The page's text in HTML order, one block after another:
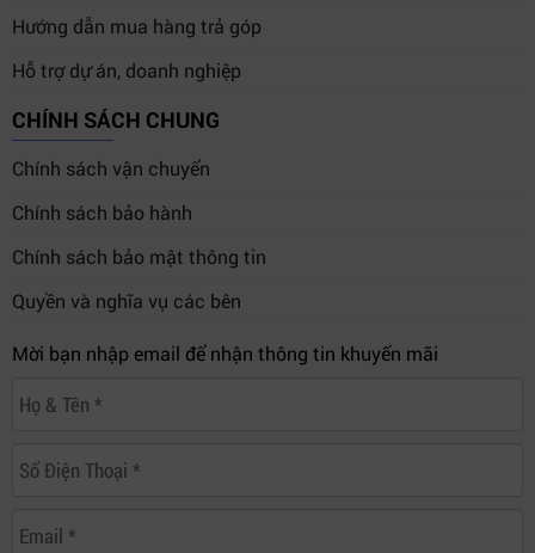
4. Vì sao nên chọn Ram Shadow II
DDR4-3200 16GB Black tại Hợp Thành
Thịnh?
Hợp Thành Thịnh
Hướng dẫn mua hàng trả góp
Hỗ trợ dự án, doanh nghiệp
CHÍNH SÁCH CHUNG
Chính sách vận chuyển
Chính sách bảo hành
Chính sách bảo mật thông tin
Quyền và nghĩa vụ các bên
Mời bạn nhập email để nhận thông tin khuyến mãi